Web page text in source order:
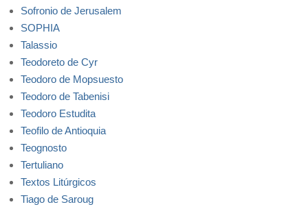
Sofronio de Jerusalem
SOPHIA
Talassio
Teodoreto de Cyr
Teodoro de Mopsuesto
Teodoro de Tabenisi
Teodoro Estudita
Teofilo de Antioquia
Teognosto
Tertuliano
Textos Litúrgicos
Tiago de Saroug